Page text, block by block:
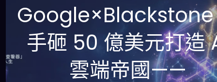
Google×Blackstone
手砸 50 億美元打造
雲端帝國——